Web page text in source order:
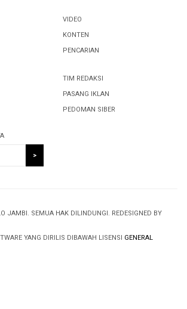
VIDEO
KONTEN
PENCARIAN
TIM REDAKSI
PASANG IKLAN
PEDOMAN SIBER
JAMBI. SEMUA HAK DILINDUNGI. REDESIGNED BY
YANG DIRILIS DIBAWAH LISENSI GENERAL